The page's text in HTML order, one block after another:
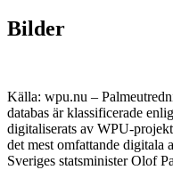
Bilder
Källa: wpu.nu –
databas är klassificerade
digitaliserats av WPU-
det mest omfattande digitala
Sveriges statsminister Olof